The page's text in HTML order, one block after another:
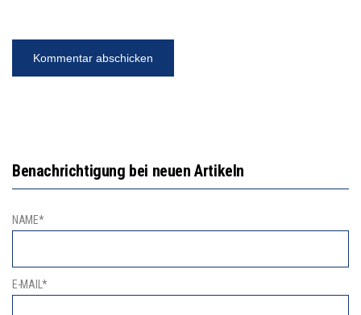
Benachrichtigung bei neuen Artikeln
NAME*
E-MAIL*